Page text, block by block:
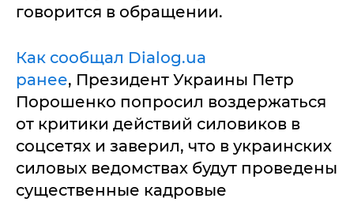
говорится в обращении.
Как сообщал Dialog.ua
ранее, Президент Украины Петр
Порошенко попросил воздержаться
от критики действий силовиков в
соцсетях и заверил, что в украинских
силовых ведомствах будут проведены
существенные кадровые